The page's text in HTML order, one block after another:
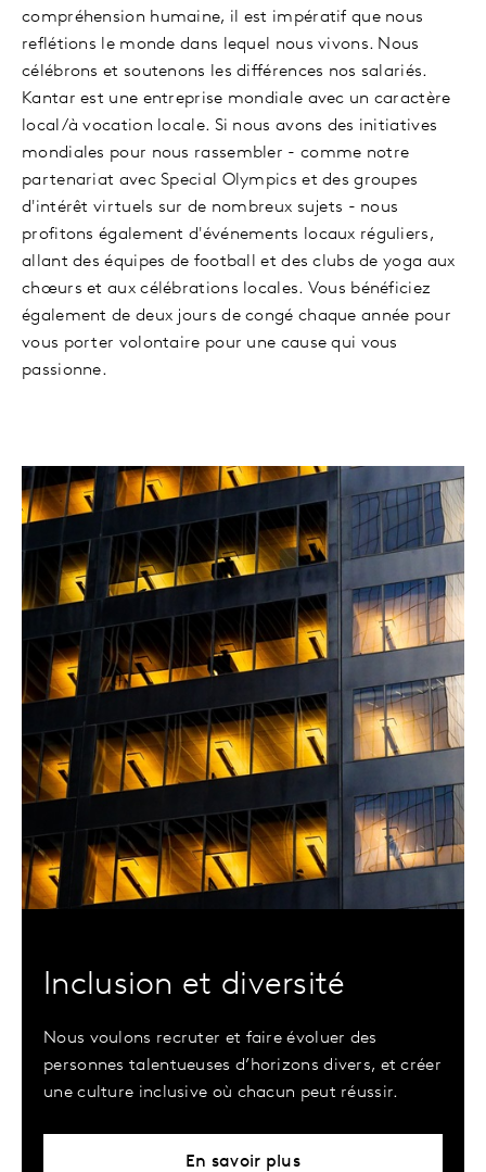
compréhension humaine, il est impératif que nous
reflétions le monde dans lequel nous vivons. Nous
célébrons et soutenons les différences nos salariés.
Kantar est une entreprise mondiale avec un caractère
local/à vocation locale. Si nous avons des initiatives
mondiales pour nous rassembler - comme notre
partenariat avec Special Olympics et des groupes
d'intérêt virtuels sur de nombreux sujets - nous
profitons également d'événements locaux réguliers,
allant des équipes de football et des clubs de yoga aux
chœurs et aux célébrations locales. Vous bénéficiez
également de deux jours de congé chaque année pour
vous porter volontaire pour une cause qui vous
passionne.
Inclusion et diversité
Nous voulons recruter et faire évoluer des
personnes talentueuses d’horizons divers, et créer
une culture inclusive où chacun peut réussir.
En savoir plus